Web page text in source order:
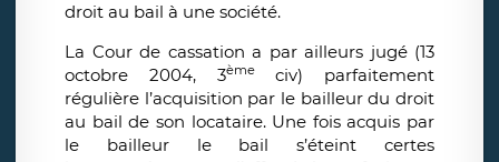
droit au bail à une société.
La Cour de cassation a par ailleurs jugé (13
octobre 2004, 3èmeciv) parfaitement
régulière l’acquisition par le bailleur du droit
au bail de son locataire. Une fois acquis par
le bailleur le bail s’éteint certes